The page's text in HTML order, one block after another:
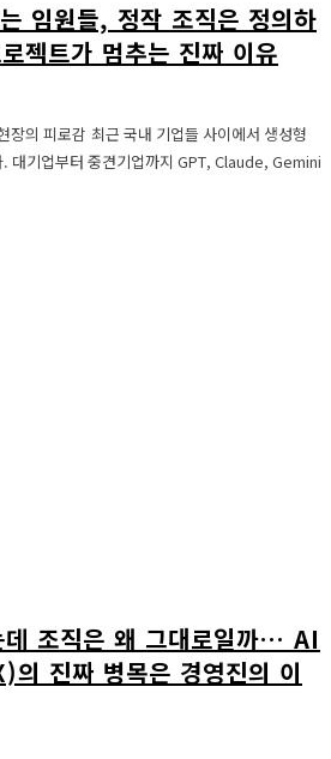
임원들, 정작 조직은 정의하
젝트가 멈추는 진짜 이유
업들 사이에서 생성형
대기업부터 중견기업까지 GPT, Claude, Gemini
조직은 왜 그대로일까… AI
의 진짜 병목은 경영진의 이